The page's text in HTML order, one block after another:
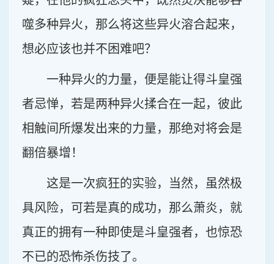
噬多种异火，那么将这些异火溶合起来，
想必应该也并不困难吧？
一种异火的力量，便是能让得斗皇强
者忌惮，若是两种异火揉合在一起，彼此
相触间所爆发出来的力量，那绝对将会是
翻倍暴增！
这是一次疯狂的实验，当然，虽然极
具风险，可若是真的成功，那么萧炎，就
真正的拥有一种即使是斗皇强者，也惊恐
不已的恐怖杀伤技了。